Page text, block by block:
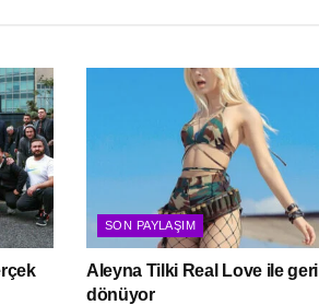
SON PAYLAŞIM
Aleyna Tilki Real Love ile geri
dönüyor